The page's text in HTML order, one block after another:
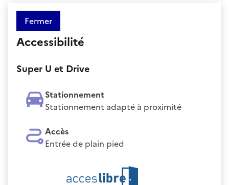
Fermer
Accessibilité
Super U et Drive
Stationnement
Stationnement adapté à proximité
Accès
Entrée de plain pied